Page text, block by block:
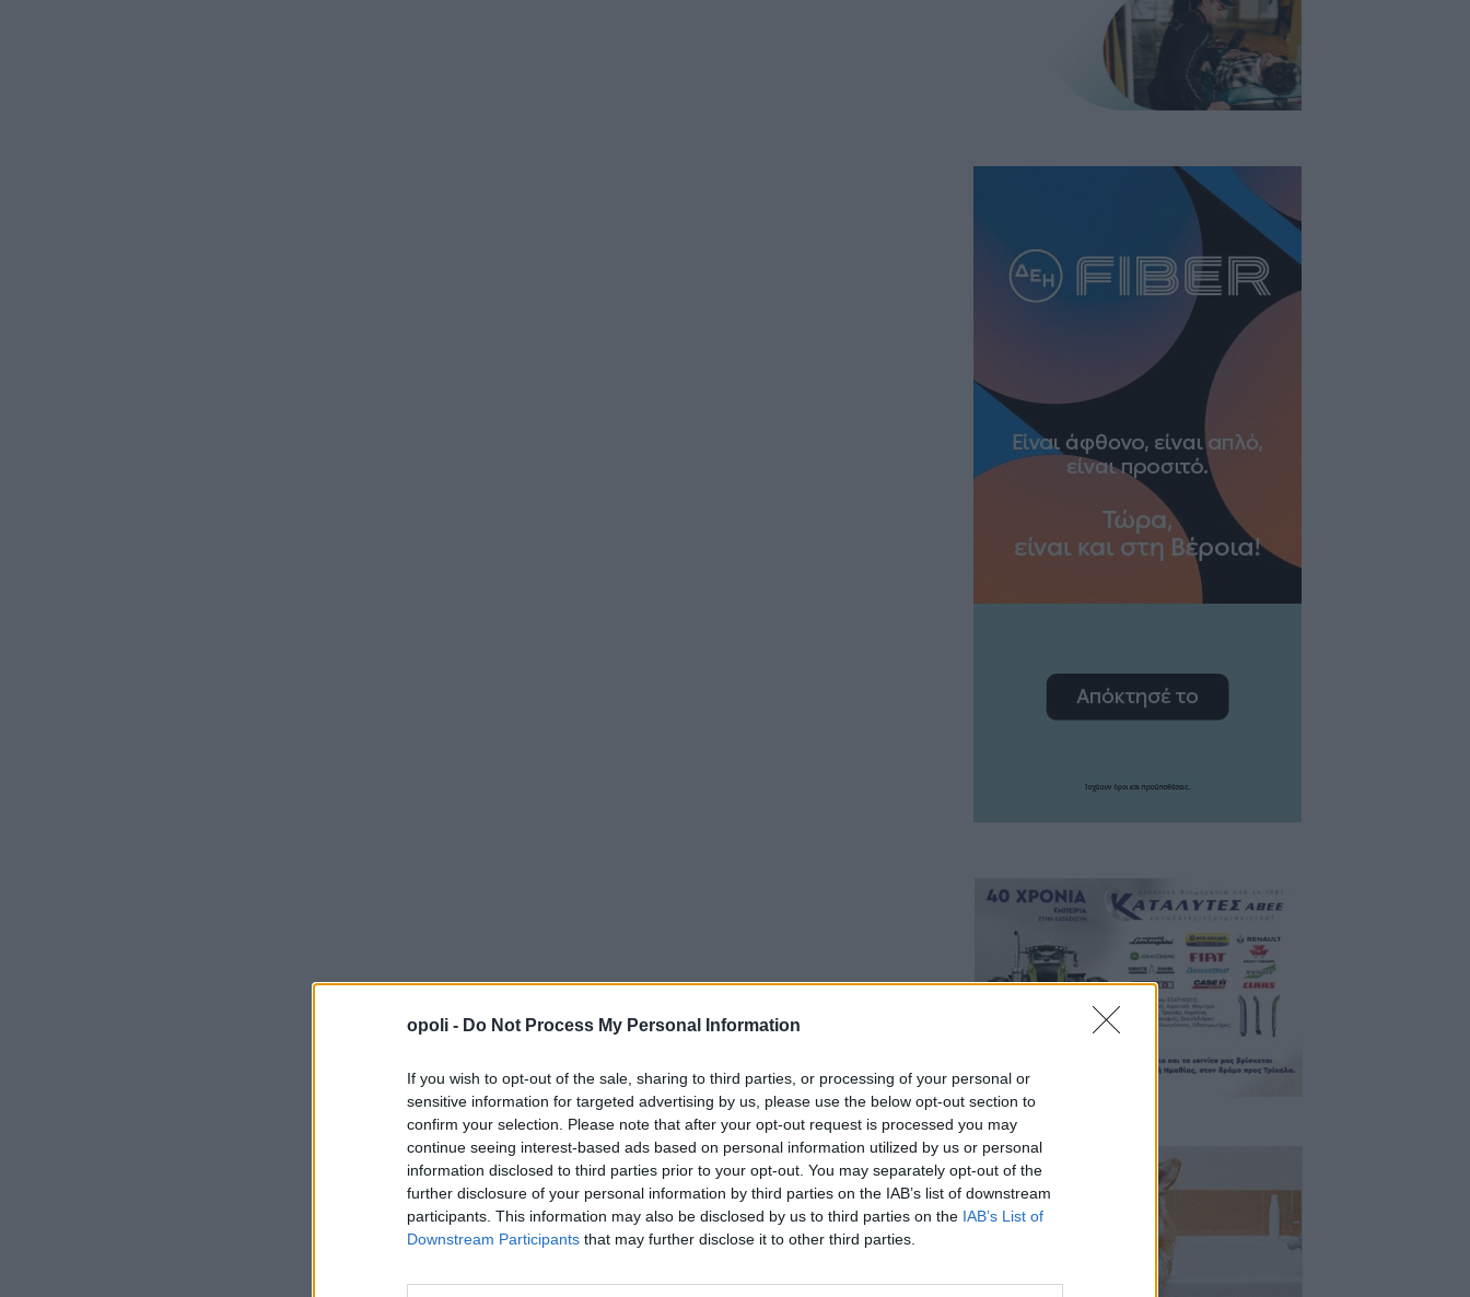
opoli - Do Not Process My Personal Information
If you wish to opt-out of the sale, sharing to third parties, or processing of your personal or
sensitive information for targeted advertising by us, please use the below opt-out section to
confirm your selection. Please note that after your opt-out request is processed you may
continue seeing interest-based ads based on personal information utilized by us or personal
information disclosed to third parties prior to your opt-out. You may separately opt-out of the
further disclosure of your personal information by third parties on the IAB’s list of downstream
participants. This information may also be disclosed by us to third parties on the IAB’s List of
Downstream Participants that may further disclose it to other third parties.